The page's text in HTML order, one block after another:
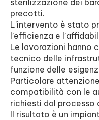
sterilizzazione dei
precotti.
L’intervento è stato
l’efficienza e
Le lavorazioni hanno
tecnico delle
funzione delle
Particolare
compatibilità con le
richiesti dal processo
Il risultato è un